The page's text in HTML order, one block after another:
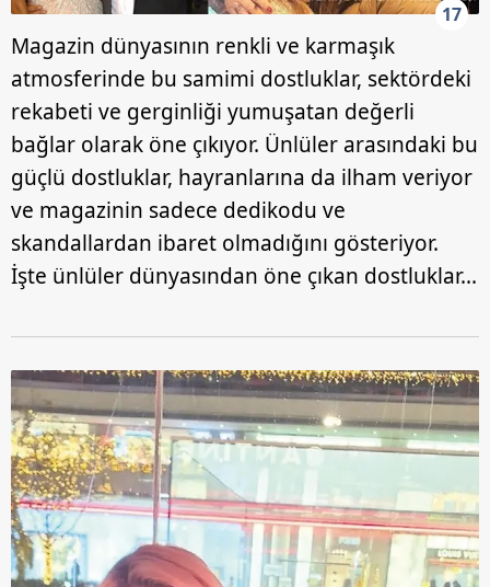
17
Magazin dünyasının renkli ve karmaşık
atmosferinde bu samimi dostluklar, sektördeki
rekabeti ve gerginliği yumuşatan değerli
bağlar olarak öne çıkıyor. Ünlüler arasındaki bu
güçlü dostluklar, hayranlarına da ilham veriyor
ve magazinin sadece dedikodu ve
skandallardan ibaret olmadığını gösteriyor.
İşte ünlüler dünyasından öne çıkan dostluklar...